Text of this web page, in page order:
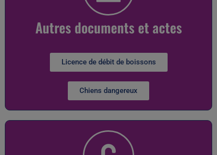
Autres documents et actes
Licence de débit de boissons
Chiens dangereux